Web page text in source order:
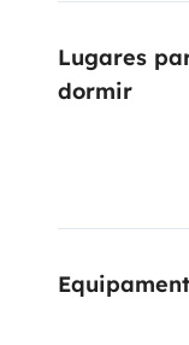
Das hintere
Nutzbar als
Lugares
dormir